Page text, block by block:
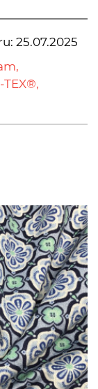
25.07.2025
TEX®,